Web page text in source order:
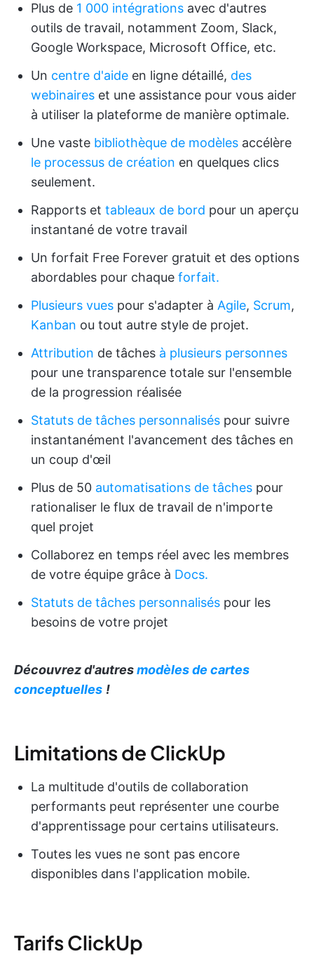
Plus de 1 000 intégrations avec d'autres
outils de travail, notamment Zoom, Slack,
Google Workspace, Microsoft Office, etc.
Un centre d'aide en ligne détaillé, des
webinaires et une assistance pour vous aider
à utiliser la plateforme de manière optimale.
Une vaste bibliothèque de modèles accélère
le processus de création en quelques clics
seulement.
Rapports et tableaux de bord pour un aperçu
instantané de votre travail
Un forfait Free Forever gratuit et des options
abordables pour chaque forfait.
Plusieurs vues pour s'adapter à Agile, Scrum,
Kanban ou tout autre style de projet.
Attribution de tâches à plusieurs personnes
pour une transparence totale sur l'ensemble
de la progression réalisée
Statuts de tâches personnalisés pour suivre
instantanément l'avancement des tâches en
un coup d'œil
Plus de 50 automatisations de tâches pour
rationaliser le flux de travail de n'importe
quel projet
Collaborez en temps réel avec les membres
de votre équipe grâce à Docs.
Statuts de tâches personnalisés pour les
besoins de votre projet
Découvrez d'autresmodèles de cartes
conceptuelles !
Limitations de ClickUp
La multitude d'outils de collaboration
performants peut représenter une courbe
d'apprentissage pour certains utilisateurs.
Toutes les vues ne sont pas encore
disponibles dans l'application mobile.
Tarifs ClickUp